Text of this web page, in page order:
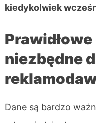
kiedykolwiek
Prawidłowe
niezbędne
Dane są bardzo